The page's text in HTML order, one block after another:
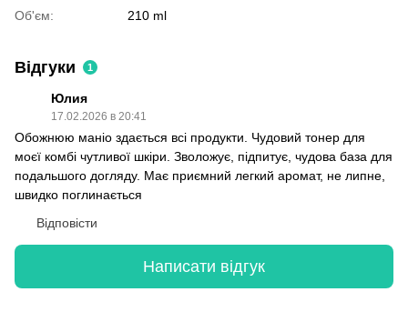
Об'єм:
210 ml
Відгуки 1
Юлия
17.02.2026 в 20:41
Обожнюю маніо здається всі продукти. Чудовий тонер для
моєї комбі чутливої шкіри. Зволожує, підпитує, чудова база для
подальшого догляду. Має приємний легкий аромат, не липне,
швидко поглинається
Відповісти
Написати відгук